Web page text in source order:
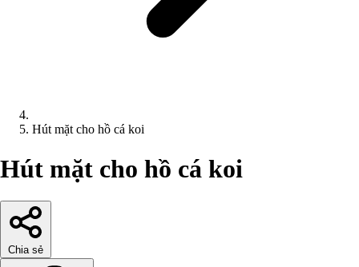
Hút mặt cho hồ cá koi
Hút mặt cho hồ cá koi
Chia sẻ